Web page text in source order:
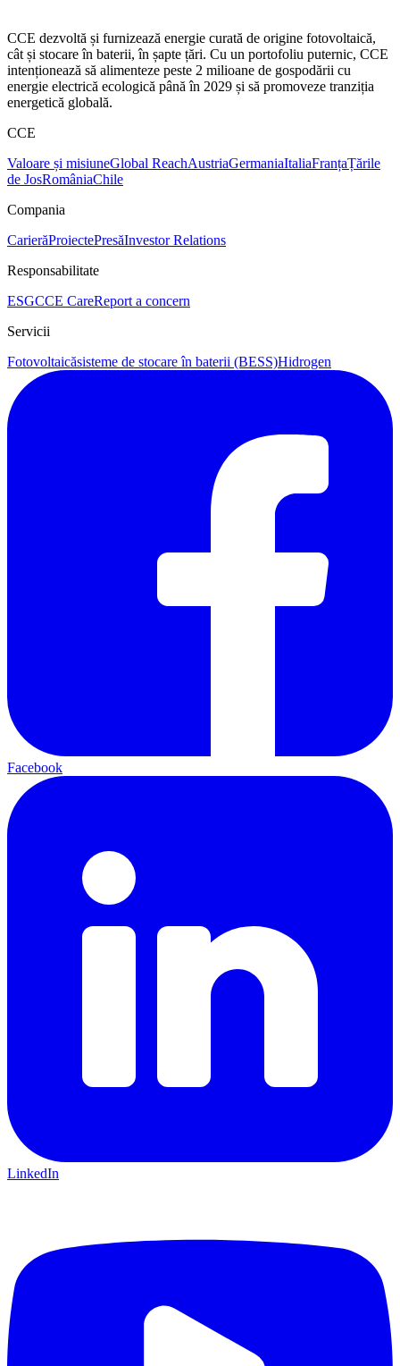
CCE dezvoltă și furnizează energie curată de origine fotovoltaică,
cât și stocare în baterii, în șapte țări. Cu un portofoliu puternic, CCE
intenționează să alimenteze peste 2 milioane de gospodării cu
energie electrică ecologică până în 2029 și să promoveze tranziția
energetică globală.
CCE
Valoare și misiuneGlobal ReachAustriaGermaniaItaliaFranțaȚările
de JosRomâniaChile
Compania
CarierăProiectePresăInvestor Relations
Responsabilitate
ESGCCE CareReport a concern
Servicii
Fotovoltaicăsisteme de stocare în baterii (BESS)Hidrogen
Facebook
LinkedIn